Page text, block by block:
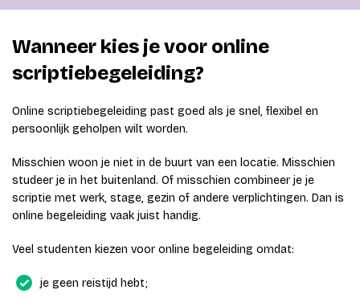
Wanneer kies je voor online
scriptiebegeleiding?
Online scriptiebegeleiding past goed als je snel, flexibel en
persoonlijk geholpen wilt worden.
Misschien woon je niet in de buurt van een locatie. Misschien
studeer je in het buitenland. Of misschien combineer je je
scriptie met werk, stage, gezin of andere verplichtingen. Dan is
online begeleiding vaak juist handig.
Veel studenten kiezen voor online begeleiding omdat:
je geen reistijd hebt;